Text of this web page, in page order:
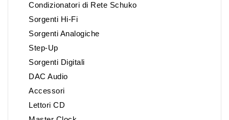
Condizionatori di Rete Schuko
Sorgenti Hi-Fi
Sorgenti Analogiche
Step-Up
Sorgenti Digitali
DAC Audio
Accessori
Lettori CD